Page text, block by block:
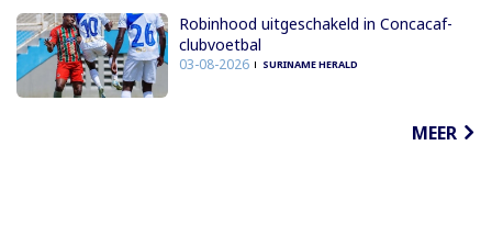
Robinhood uitgeschakeld in Concacaf-
clubvoetbal
03-08-2026 SURINAME HERALD
MEER